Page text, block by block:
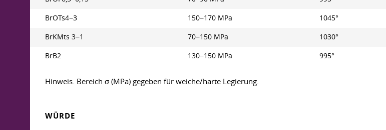
BrOTs4−3 150−170 MPa 1045°
BrKMts 3−1 70−150 MPa 1030°
BrB2 130−150 MPa 995°
Hinweis. Bereich σ (MPa) gegeben für weiche/harte Legierung.
WÜRDE